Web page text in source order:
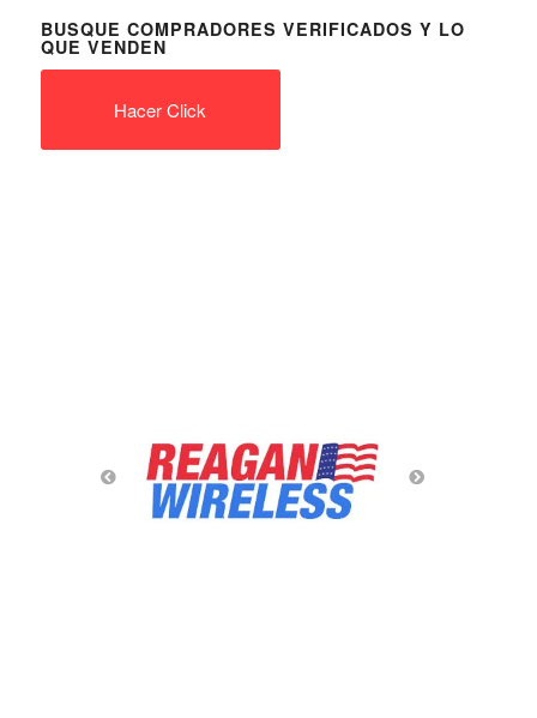
BUSQUE COMPRADORES VERIFICADOS Y LO
QUE VENDEN
Hacer Click